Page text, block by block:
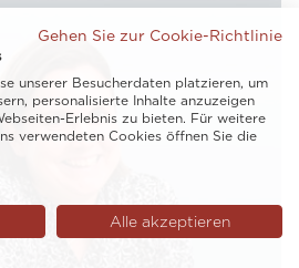
Gehen Sie zur Cookie-Richtlinie
unserer Besucherdaten platzieren, um
personalisierte Inhalte anzuzeigen
Erlebnis zu bieten. Für weitere
verwendeten Cookies öffnen Sie die
Alle akzeptieren